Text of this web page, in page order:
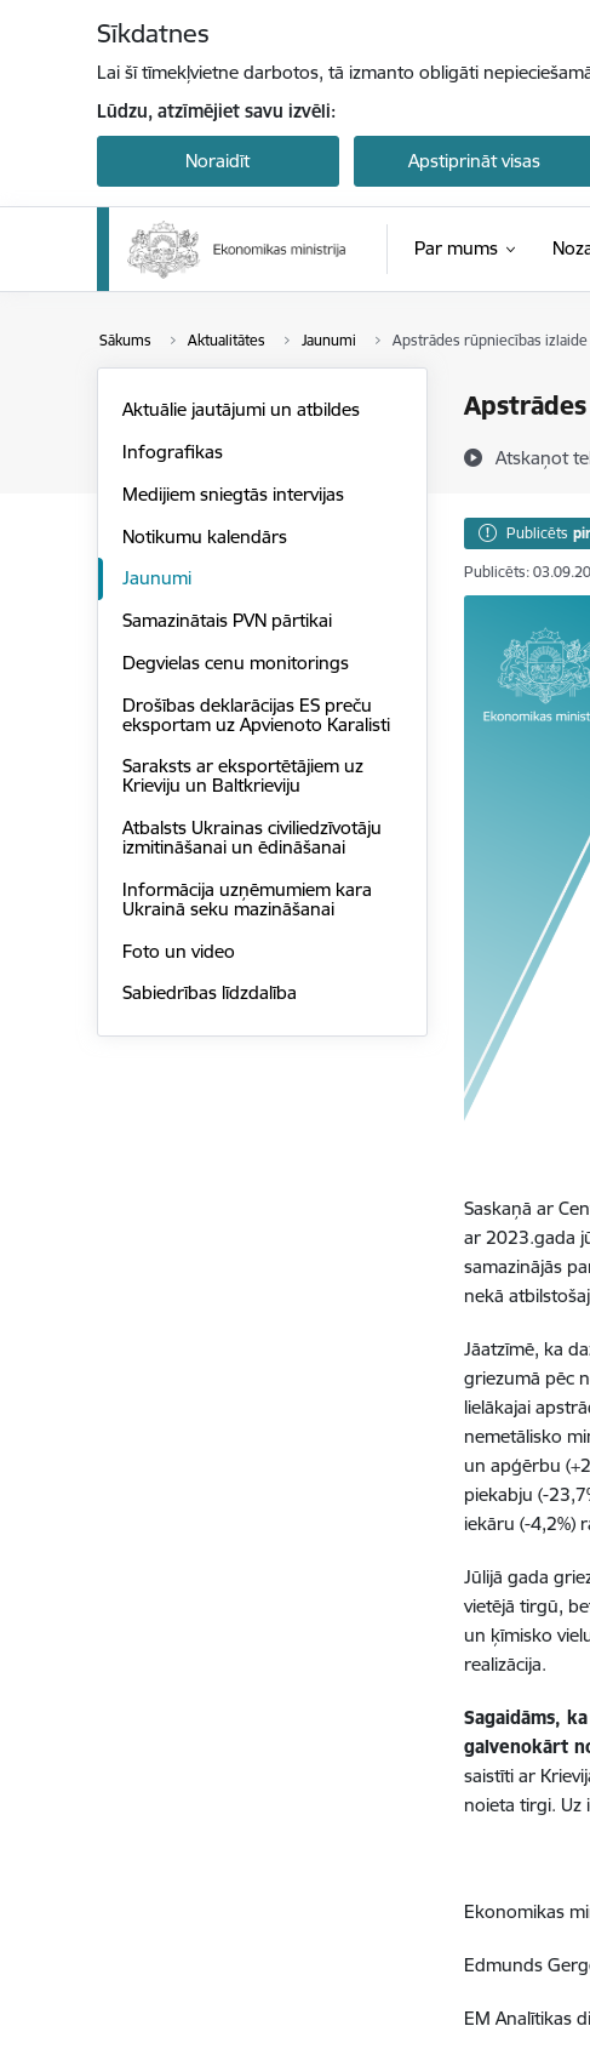
Sīkdatnes
Lai šī tīmekļvietne darbotos, tā izmanto obligāti
Lūdzu, atzīmējiet savu izvēli:
Noraidīt Apstiprināt visas
Par mums
Sākums Aktualitātes Jaunumi Apstrādes rūpniecības
Atskaņot
Aktuālie jautājumi un atbildes
Infografikas
Medijiem sniegtās intervijas
Notikumu kalendārs
Jaunumi
Samazinātais PVN pārtikai
Degvielas cenu monitorings
Drošības deklarācijas ES preču
eksportam uz Apvienoto Karalisti
Saraksts ar eksportētājiem uz
Krieviju un Baltkrieviju
Atbalsts Ukrainas civiliedzīvotāju
izmitināšanai un ēdināšanai
Informācija uzņēmumiem kara
Ukrainā seku mazināšanai
Foto un video
Sabiedrības līdzdalība
Publicēts
Publicēts:
Saskaņā ar
ar 2023.gada
samazinājās
nekā
Jāatzīmē, ka
griezumā pēc
lielākajai
nemetālisko
un apģērbu
piekabju (-
iekāru (-4,2%)
Jūlijā gada
vietējā tirgū,
un ķīmisko
realizācija.
Sagaidāms,
galvenokārt
saistīti ar
noieta tirgi. Uz
Ekonomikas
Edmunds
EM Analītikas